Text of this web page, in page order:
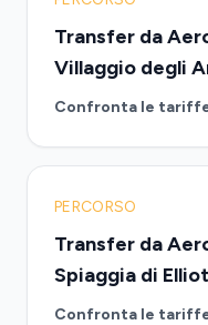
Transfer da
Villaggio degli
Confronta le
PERCORSO
Transfer da
Spiaggia di Elliot
Confronta le